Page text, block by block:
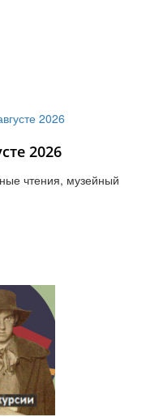
2026
чтения, музейный